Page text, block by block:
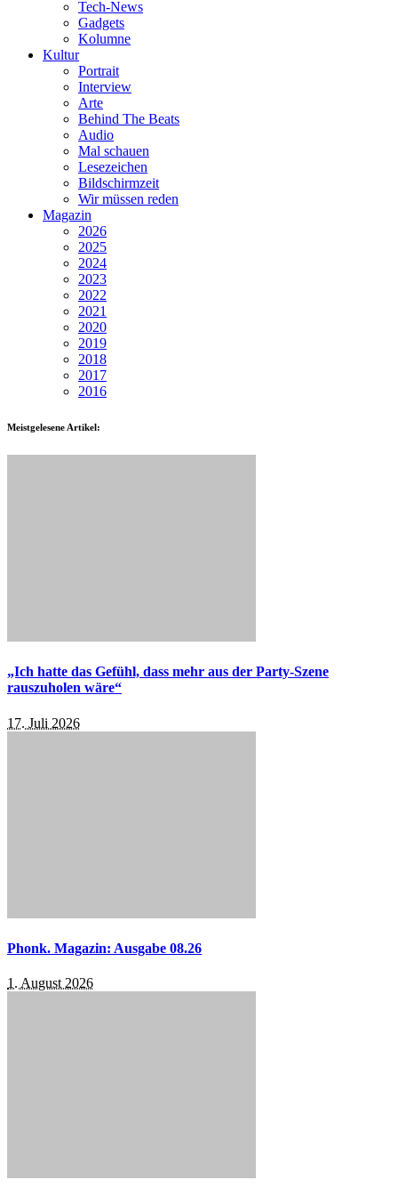
Tech-News
Gadgets
Kolumne
Kultur
Portrait
Interview
Arte
Behind The Beats
Audio
Mal schauen
Lesezeichen
Bildschirmzeit
Wir müssen reden
Magazin
2026
2025
2024
2023
2022
2021
2020
2019
2018
2017
2016
Meistgelesene Artikel:
„Ich hatte das Gefühl, dass mehr aus der Party-Szene
rauszuholen wäre“
17. Juli 2026
Phonk. Magazin: Ausgabe 08.26
1. August 2026